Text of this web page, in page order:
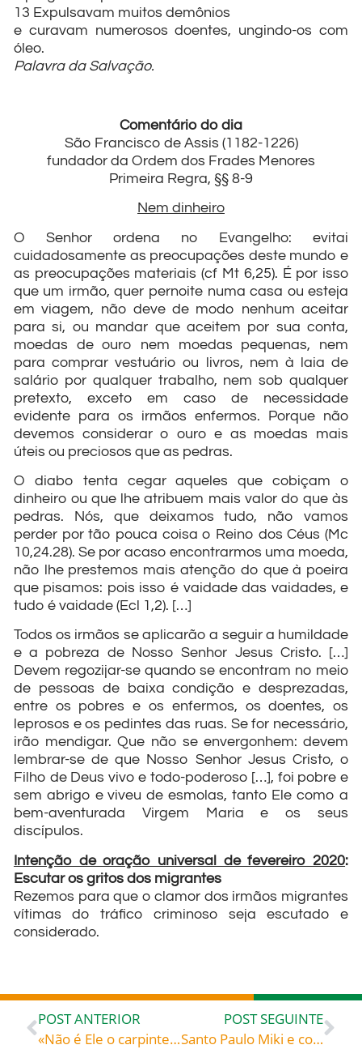
13 Expulsavam muitos demônios
e curavam numerosos doentes, ungindo-os com
óleo.
Palavra da Salvação.
Comentário do dia
São Francisco de Assis (1182-1226)
fundador da Ordem dos Frades Menores
Primeira Regra, §§ 8-9
Nem dinheiro
O Senhor ordena no Evangelho: evitai
cuidadosamente as preocupações deste mundo e
as preocupações materiais (cf Mt 6,25). É por isso
que um irmão, quer pernoite numa casa ou esteja
em viagem, não deve de modo nenhum aceitar
para si, ou mandar que aceitem por sua conta,
moedas de ouro nem moedas pequenas, nem
para comprar vestuário ou livros, nem à laia de
salário por qualquer trabalho, nem sob qualquer
pretexto, exceto em caso de necessidade
evidente para os irmãos enfermos. Porque não
devemos considerar o ouro e as moedas mais
úteis ou preciosos que as pedras.
O diabo tenta cegar aqueles que cobiçam o
dinheiro ou que lhe atribuem mais valor do que às
pedras. Nós, que deixamos tudo, não vamos
perder por tão pouca coisa o Reino dos Céus (Mc
10,24.28). Se por acaso encontrarmos uma moeda,
não lhe prestemos mais atenção do que à poeira
que pisamos: pois isso é vaidade das vaidades, e
tudo é vaidade (Ecl 1,2). […]
Todos os irmãos se aplicarão a seguir a humildade
e a pobreza de Nosso Senhor Jesus Cristo. […]
Devem regozijar-se quando se encontram no meio
de pessoas de baixa condição e desprezadas,
entre os pobres e os enfermos, os doentes, os
leprosos e os pedintes das ruas. Se for necessário,
irão mendigar. Que não se envergonhem: devem
lembrar-se de que Nosso Senhor Jesus Cristo, o
Filho de Deus vivo e todo-poderoso […], foi pobre e
sem abrigo e viveu de esmolas, tanto Ele como a
bem-aventurada Virgem Maria e os seus
discípulos.
Intenção de oração universal de fevereiro 2020:
Escutar os gritos dos migrantes
Rezemos para que o clamor dos irmãos migrantes
vítimas do tráfico criminoso seja escutado e
considerado.
POST ANTERIOR
«Não é Ele o carpinteiro?» – São João Paulo II (1920-2005) papa Exortação apostólica «Redemptoris custos», §§ 22-24
POST SEGUINTE
Santo Paulo Miki e companheiros Mártires (+ Nagazaki, Japão, 1597), celebrados hoje, 06, rogai por todos nós!